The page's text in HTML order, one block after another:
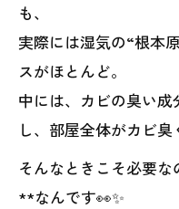
も、
実際には湿気の“根本
スがほとんど。
中には、カビの臭い
し、部屋全体がカビ
そんなときこそ必要な
**なんです👀✨